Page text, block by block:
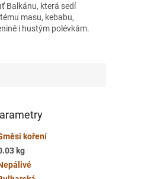
Balkánu, která sedí
masu, kebabu,
i hustým polévkám.
koření
kg